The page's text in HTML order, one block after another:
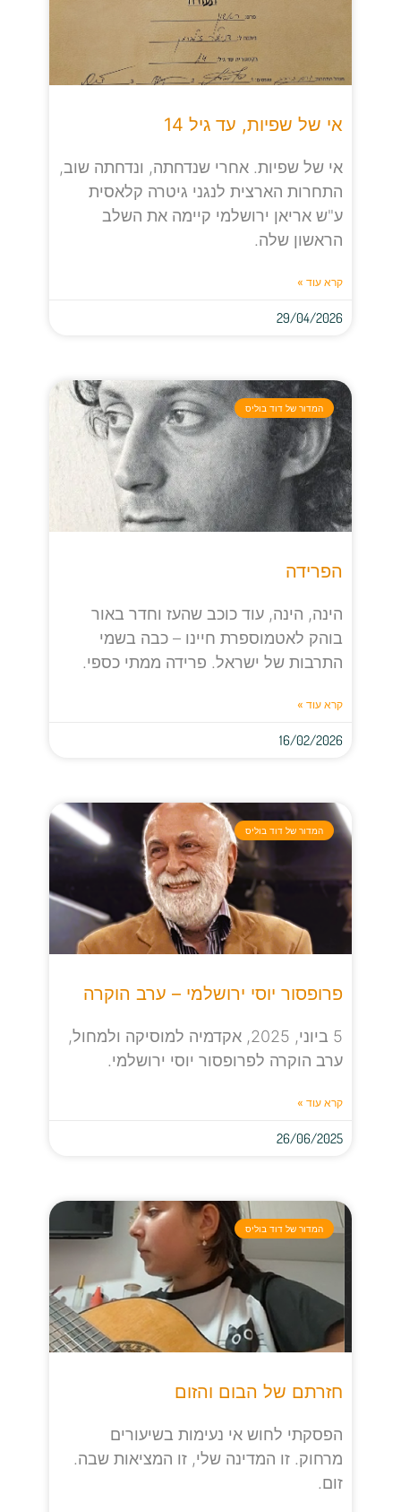
אי של שפיות, עד גיל 14
אי של שפיות. אחרי שנדחתה, ונדחתה שוב,
התחרות הארצית לנגני גיטרה קלאסית
ע"ש אריאן ירושלמי קיימה את השלב
הראשון שלה.
קרא עוד »
29/04/2026
המדור של דוד בוליס
הפרידה
הינה, הינה, עוד כוכב שהעז וחדר באור
בוהק לאטמוספרת חיינו – כבה בשמי
התרבות של ישראל. פרידה ממתי כספי.
קרא עוד »
16/02/2026
המדור של דוד בוליס
פרופסור יוסי ירושלמי – ערב הוקרה
5 ביוני, 2025, אקדמיה למוסיקה ולמחול,
ערב הוקרה לפרופסור יוסי ירושלמי.
קרא עוד »
26/06/2025
המדור של דוד בוליס
חזרתם של הבום והזום
הפסקתי לחוש אי נעימות בשיעורים
מרחוק. זו המדינה שלי, זו המציאות שבה.
זום.